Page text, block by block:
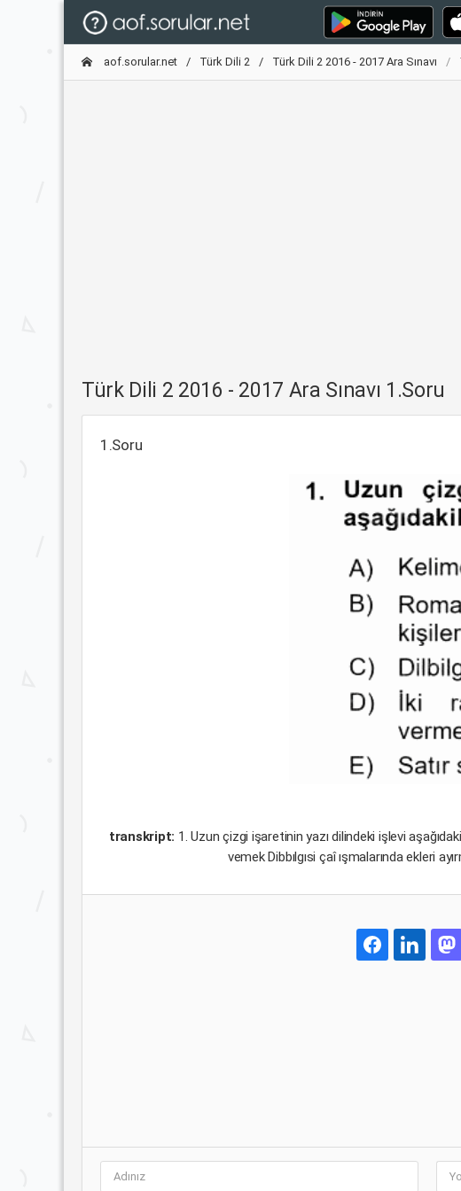
aof.sorular.net Türk Dili 2 Türk Dili 2 2016 - 2017 Ara Sınavı
Türk Dili 2 2016 - 2017 Ara Sınavı 1.Soru
1.Soru
transkript: 1. Uzun çizgi işaretinin yazı dilindeki işlevi
vemek Dibbılgısi çaî ışmalarında ekleri